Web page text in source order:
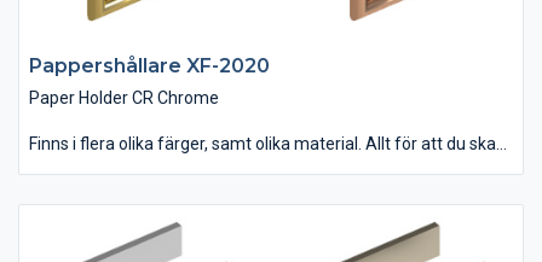
Pappershållare XF-2020
Paper Holder CR Chrome
Finns i flera olika färger, samt olika material. Allt för att du ska